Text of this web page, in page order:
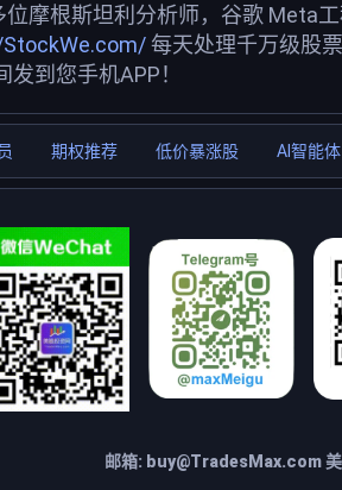
摩根斯坦利分析师，谷歌 Meta
每天处理千万级股
到您手机APP！
期权推荐 低价暴涨股 AI智能体
邮箱: buy@TradesMax.com美